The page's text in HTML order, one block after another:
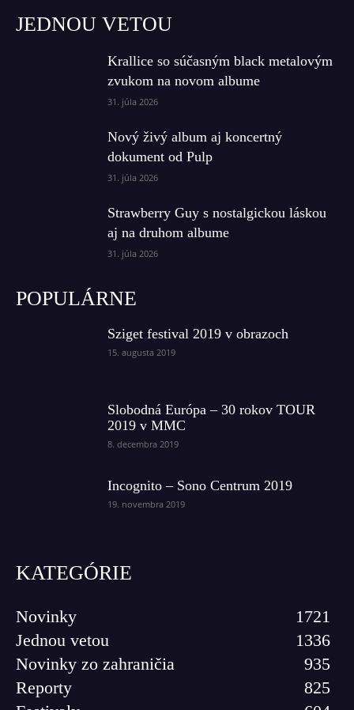
JEDNOU VETOU
Krallice so súčasným black metalovým
zvukom na novom albume
31. júla 2026
Nový živý album aj koncertný
dokument od Pulp
31. júla 2026
Strawberry Guy s nostalgickou láskou
aj na druhom albume
31. júla 2026
POPULÁRNE
Sziget festival 2019 v obrazoch
15. augusta 2019
Slobodná Európa – 30 rokov TOUR
2019 v MMC
8. decembra 2019
Incognito – Sono Centrum 2019
19. novembra 2019
KATEGÓRIE
Novinky
1721
Jednou vetou
1336
Novinky zo zahraničia
935
Reporty
825